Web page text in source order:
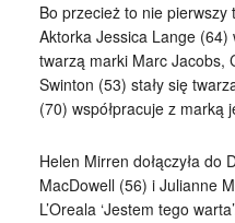
Bo przecież to nie
Aktorka Jessica Lange (64)
twarzą marki Marc
Swinton (53) stały się
(70) współpracuje z marką
Helen Mirren dołączyła do
MacDowell (56) i Julianne
L’Oreala ‘Jestem tego